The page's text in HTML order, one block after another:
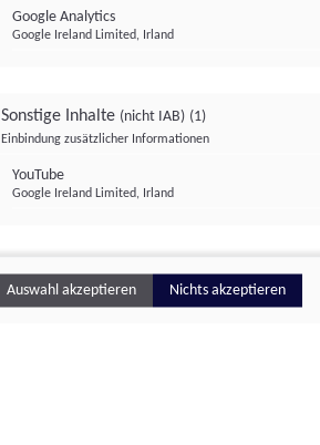
Google Analytics
Google Ireland Limited, Irland
Sonstige Inhalte (nicht IAB) (1)
Einbindung zusätzlicher Informationen
YouTube
Google Ireland Limited, Irland
Auswahl akzeptieren Nichts akzeptieren